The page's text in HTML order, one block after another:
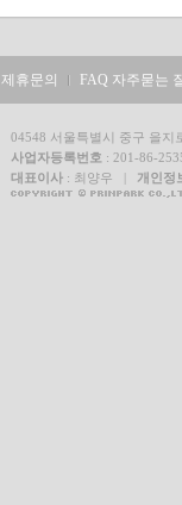
제휴문의 FAQ 자주묻는
04548 서울특별시 중구 을
사업자등록번호 : 201-86-
대표이사 : 최양우 | 개인정